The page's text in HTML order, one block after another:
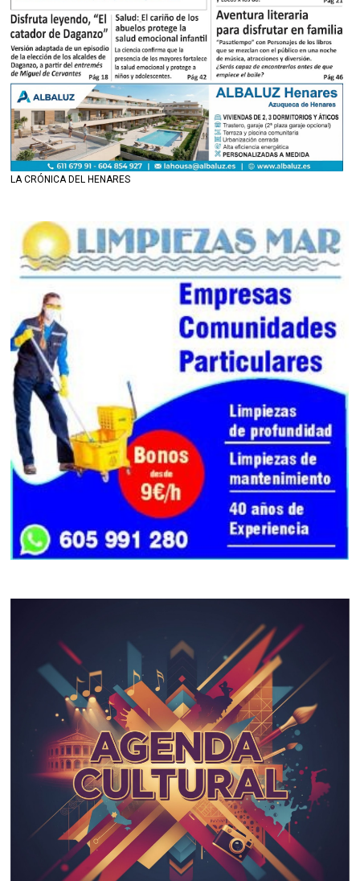
LA CRÓNICA DEL HENARES